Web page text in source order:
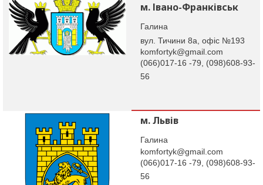
м. Івано-Франківськ
Галина
вул. Тичини 8а, офіс №193
komfortyk@gmail.com
(066)017-16 -79, (098)608-93-
56
м. Львів
Галина
komfortyk@gmail.com
(066)017-16 -79, (098)608-93-
56